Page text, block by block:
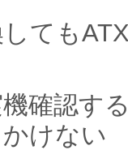
ても
確認す
けない